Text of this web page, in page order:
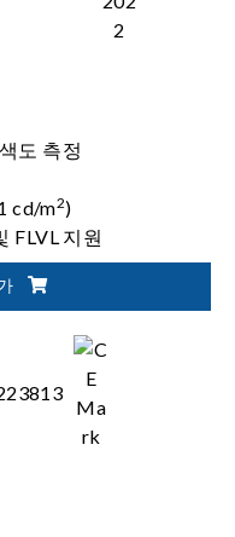
도 측정
cd/m2)
FLVL 지원